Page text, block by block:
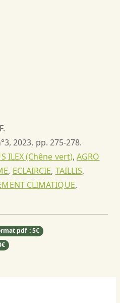
2023, pp. 275-278.
ILEX (Chêne vert),AGRO
, ECLAIRCIE, TAILLIS,
CLIMATIQUE,
pdf : 5€